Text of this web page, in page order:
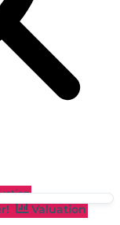
Valuation